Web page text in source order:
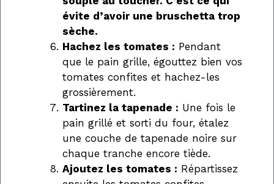
évite d’avoir une bruschetta trop
sèche.
Hachez les tomates : Pendant
que le pain grille, égouttez bien vos
tomates confites et hachez-les
grossièrement.
Tartinez la tapenade : Une fois le
pain grillé et sorti du four, étalez
une couche de tapenade noire sur
chaque tranche encore tiède.
Ajoutez les tomates : Répartissez